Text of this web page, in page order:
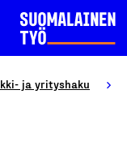
ja yrityshaku